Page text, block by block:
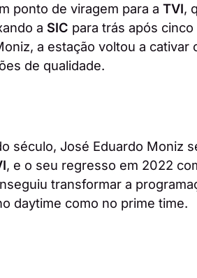
ponto de viragem para a TVI,
a SIC para trás após
a estação voltou a
de qualidade.
século, José Eduardo Moniz
, e o seu regresso em 2022
transformar a
daytime como no prime time.